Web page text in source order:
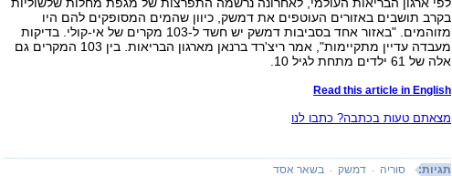
בקרב תושבים באזורים העוטפים את דמשק, כיוון שהמים המסופקים להם היו
מזוהמים. "באזור אחד בסביבות דמשק יש חשד ל-103 מקרים של אי-קולי. בדיקות
מעבדה עדיין מתקיימות", אמר ריצ'רד ברנאן מארגון הבריאות. בין 103 המקרים גם
אלה של 61 ילדים מתחת לגיל 10.
Read this article in English
מצאתם טעות בכתבה? כתבו לנו
תגיות: סוריה דמשק בשאר אסד